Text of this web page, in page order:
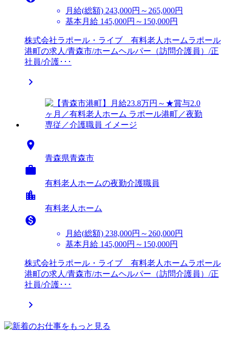
月給(総額) 243,000円～265,000円
基本月給 145,000円～150,000円
株式会社ラポール・ライブ 有料老人ホームラポール
港町の求人/青森市/ホームヘルパー（訪問介護員）/正
社員/介護･･･


青森県青森市

有料老人ホームの夜勤介護職員
location_city
有料老人ホーム

月給(総額) 238,000円～260,000円
基本月給 145,000円～150,000円
株式会社ラポール・ライブ 有料老人ホームラポール
港町の求人/青森市/ホームヘルパー（訪問介護員）/正
社員/介護･･･
